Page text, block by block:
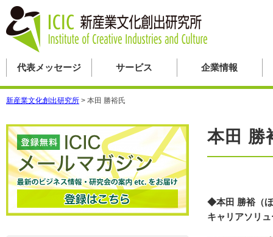
代表メッセージ サービス 企業情報
新産業文化創出研究所 > 本田 勝裕氏
本田 勝
◆本田 勝裕（
キャリアソリ